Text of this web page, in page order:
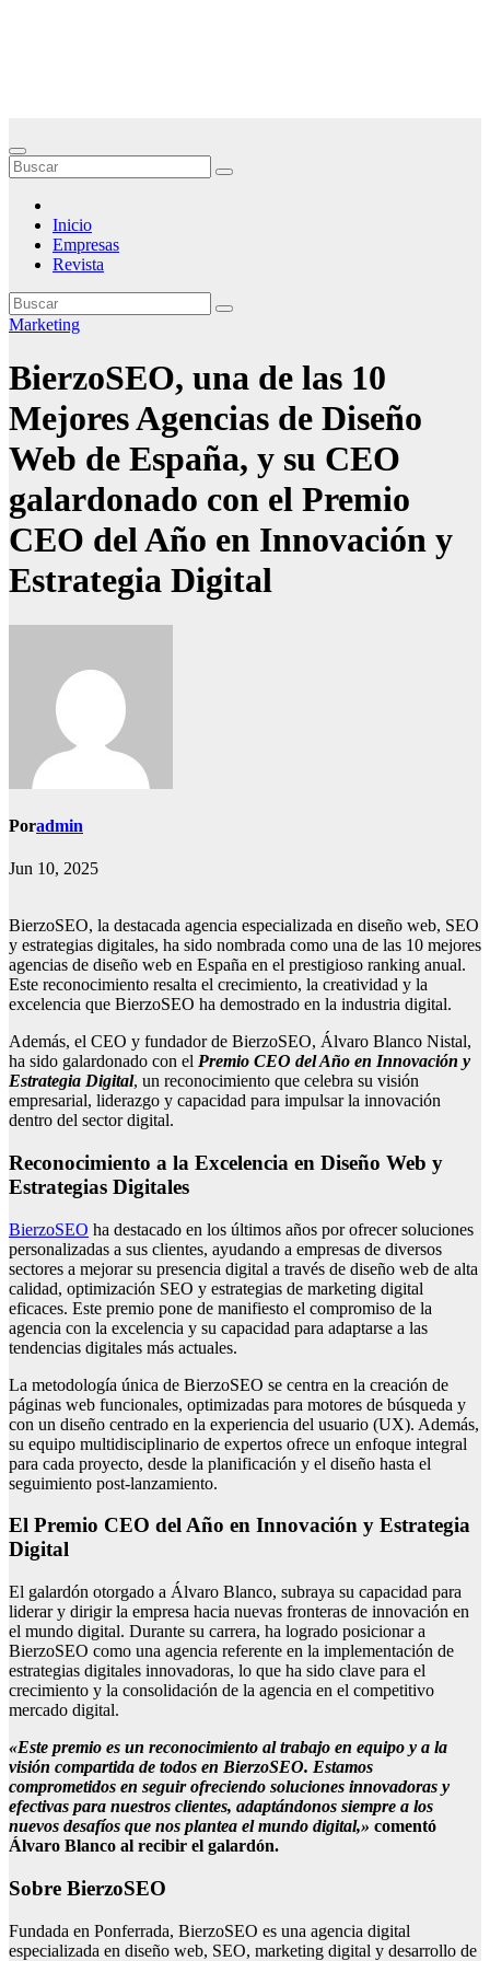
Inicio
Empresas
Revista
Marketing
BierzoSEO, una de las 10
Mejores Agencias de Diseño
Web de España, y su CEO
galardonado con el Premio
CEO del Año en Innovación y
Estrategia Digital
Poradmin
Jun 10, 2025
BierzoSEO, la destacada agencia especializada en diseño web, SEO
y estrategias digitales, ha sido nombrada como una de las 10 mejores
agencias de diseño web en España en el prestigioso ranking anual.
Este reconocimiento resalta el crecimiento, la creatividad y la
excelencia que BierzoSEO ha demostrado en la industria digital.
Además, el CEO y fundador de BierzoSEO, Álvaro Blanco Nistal,
ha sido galardonado con el Premio CEO del Año en Innovación y
Estrategia Digital, un reconocimiento que celebra su visión
empresarial, liderazgo y capacidad para impulsar la innovación
dentro del sector digital.
Reconocimiento a la Excelencia en Diseño Web y
Estrategias Digitales
BierzoSEO ha destacado en los últimos años por ofrecer soluciones
personalizadas a sus clientes, ayudando a empresas de diversos
sectores a mejorar su presencia digital a través de diseño web de alta
calidad, optimización SEO y estrategias de marketing digital
eficaces. Este premio pone de manifiesto el compromiso de la
agencia con la excelencia y su capacidad para adaptarse a las
tendencias digitales más actuales.
La metodología única de BierzoSEO se centra en la creación de
páginas web funcionales, optimizadas para motores de búsqueda y
con un diseño centrado en la experiencia del usuario (UX). Además,
su equipo multidisciplinario de expertos ofrece un enfoque integral
para cada proyecto, desde la planificación y el diseño hasta el
seguimiento post-lanzamiento.
El Premio CEO del Año en Innovación y Estrategia
Digital
El galardón otorgado a Álvaro Blanco, subraya su capacidad para
liderar y dirigir la empresa hacia nuevas fronteras de innovación en
el mundo digital. Durante su carrera, ha logrado posicionar a
BierzoSEO como una agencia referente en la implementación de
estrategias digitales innovadoras, lo que ha sido clave para el
crecimiento y la consolidación de la agencia en el competitivo
mercado digital.
«Este premio es un reconocimiento al trabajo en equipo y a la
visión compartida de todos en BierzoSEO. Estamos
comprometidos en seguir ofreciendo soluciones innovadoras y
efectivas para nuestros clientes, adaptándonos siempre a los
nuevos desafíos que nos plantea el mundo digital,» comentó
Álvaro Blanco al recibir el galardón.
Sobre BierzoSEO
Fundada en Ponferrada, BierzoSEO es una agencia digital
especializada en diseño web, SEO, marketing digital y desarrollo de